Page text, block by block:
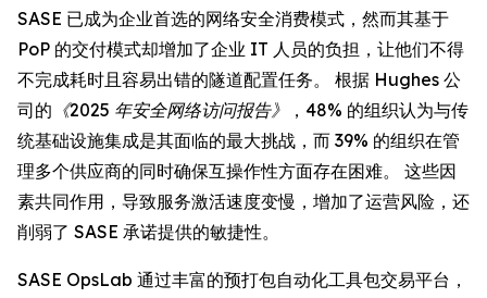
SASE 已成为企业首选的网络安全消费模式，然而其基于
PoP 的交付模式却增加了企业 IT 人员的负担，让他们不得
不完成耗时且容易出错的隧道配置任务。 根据 Hughes 公
司的 《2025 年安全网络访问报告》
，48% 的组织认为与传
统基础设施集成是其面临的最大挑战，而 39% 的组织在管
理多个供应商的同时确保互操作性方面存在困难。 这些因
素共同作用，导致服务激活速度变慢，增加了运营风险，还
削弱了 SASE 承诺提供的敏捷性。
SASE OpsLab 通过丰富的预打包自动化工具包交易平台，